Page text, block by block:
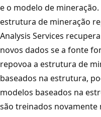
e o modelo de
estrutura de mineração
Analysis Services
novos dados se a fonte
repovoa a estrutura de
baseados na estrutura,
modelos baseados na
são treinados novamente